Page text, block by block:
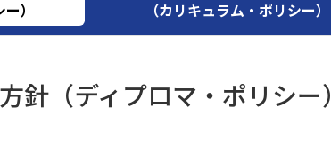
）
（カリキュラム・ポリシー）
針（ディプロマ・ポリシー）